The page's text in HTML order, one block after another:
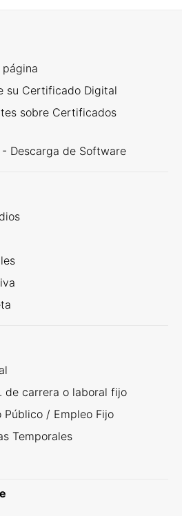
su Certificado Digital
sobre Certificados
Descarga de Software
de carrera o laboral fijo
/ Empleo Fijo
Temporales